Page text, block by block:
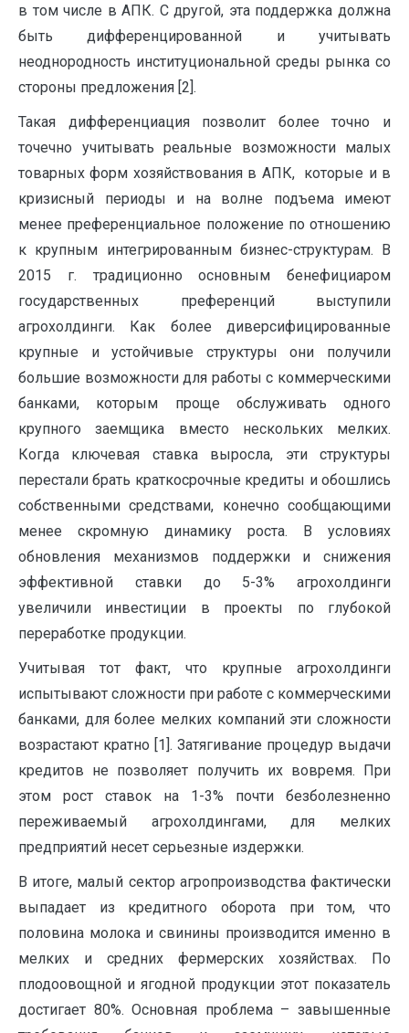
в том числе в АПК. С другой, эта поддержка должна
быть дифференцированной и учитывать
неоднородность институциональной среды рынка со
стороны предложения [2].
Такая дифференциация позволит более точно и
точечно учитывать реальные возможности малых
товарных форм хозяйствования в АПК, которые и в
кризисный периоды и на волне подъема имеют
менее преференциальное положение по отношению
к крупным интегрированным бизнес-структурам. В
2015 г. традиционно основным бенефициаром
государственных преференций выступили
агрохолдинги. Как более диверсифицированные
крупные и устойчивые структуры они получили
большие возможности для работы с коммерческими
банками, которым проще обслуживать одного
крупного заемщика вместо нескольких мелких.
Когда ключевая ставка выросла, эти структуры
перестали брать краткосрочные кредиты и обошлись
собственными средствами, конечно сообщающими
менее скромную динамику роста. В условиях
обновления механизмов поддержки и снижения
эффективной ставки до 5-3% агрохолдинги
увеличили инвестиции в проекты по глубокой
переработке продукции.
Учитывая тот факт, что крупные агрохолдинги
испытывают сложности при работе с коммерческими
банками, для более мелких компаний эти сложности
возрастают кратно [1]. Затягивание процедур выдачи
кредитов не позволяет получить их вовремя. При
этом рост ставок на 1-3% почти безболезненно
переживаемый агрохолдингами, для мелких
предприятий несет серьезные издержки.
В итоге, малый сектор агропроизводства фактически
выпадает из кредитного оборота при том, что
половина молока и свинины производится именно в
мелких и средних фермерских хозяйствах. По
плодоовощной и ягодной продукции этот показатель
достигает 80%. Основная проблема – завышенные